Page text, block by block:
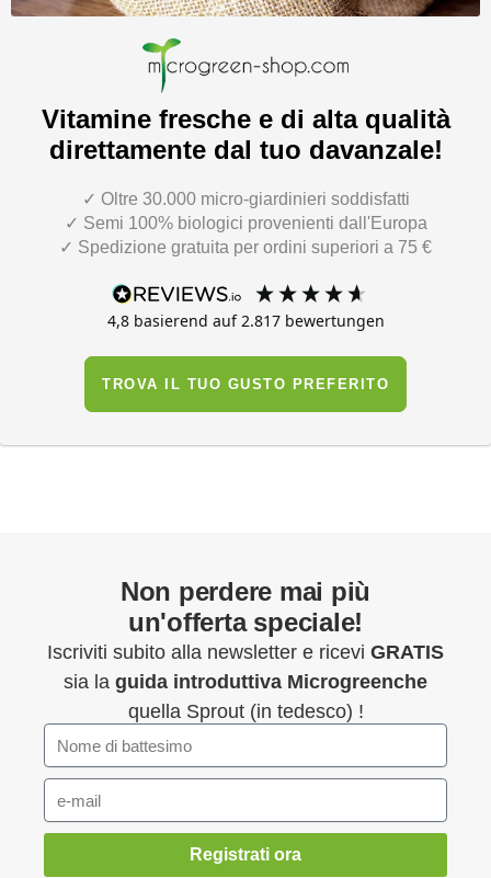
Vitamine fresche e di alta qualità
direttamente dal tuo davanzale!
✓ Oltre 30.000 micro-giardinieri soddisfatti
✓ Semi 100% biologici provenienti dall'Europa
✓ Spedizione gratuita per ordini superiori a 75 €
4,8 basierend auf2.817bewertungen
TROVA IL TUO GUSTO PREFERITO
Non perdere mai più
un'offerta speciale!
Iscriviti subito alla newsletter e ricevi GRATIS
sia la guida introduttiva Microgreenche
quella Sprout (in tedesco) !
Registrati ora